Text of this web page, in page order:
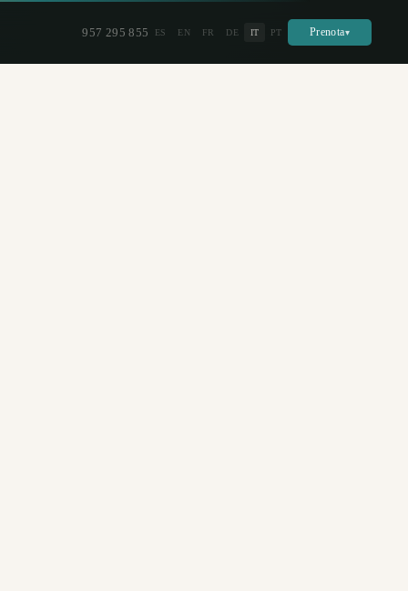
957 295 855 ES EN FR DE IT PT Prenota▾